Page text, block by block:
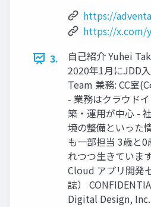
https://
https://x.com/
3.
自己紹介 Yuhei
2020年1月にJDD
Team 兼務: CC室
- 業務はクラウド
築・運用が中心 -
境の整備といった
も一部担当 3歳と
れつつ生きていま
Cloud アプリ開発
誌）
Digital Design,